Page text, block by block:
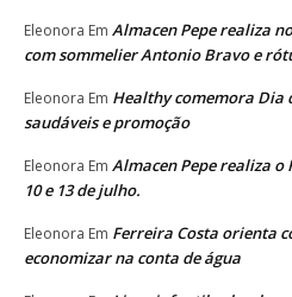
Eleonora Em Almacen Pepe realiza
com sommelier Antonio Bravo e
Eleonora Em Healthy comemora Dia
saudáveis e promoção
Eleonora Em Almacen Pepe realiza o
10 e 13 de julho.
Eleonora Em Ferreira Costa orienta
economizar na conta de água